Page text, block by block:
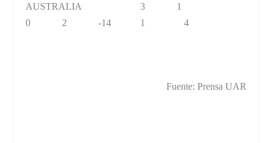
AUSTRALIA 3 1
0 2 -14 1 4
Fuente: Prensa UAR